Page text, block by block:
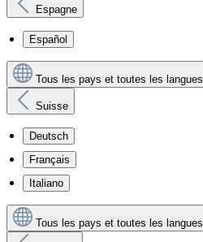
Espagne
Español
Tous les pays et toutes les langues
Suisse
Deutsch
Français
Italiano
Tous les pays et toutes les langues